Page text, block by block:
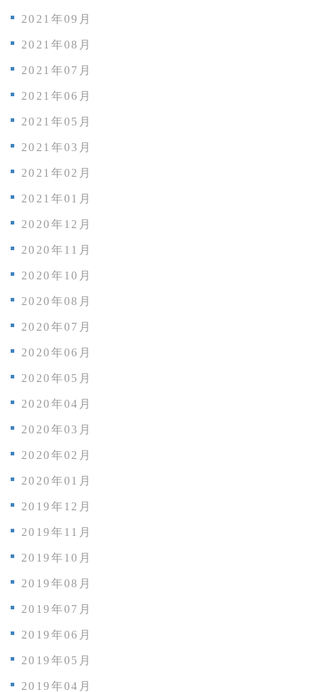
2021年09月
2021年08月
2021年07月
2021年06月
2021年05月
2021年03月
2021年02月
2021年01月
2020年12月
2020年11月
2020年10月
2020年08月
2020年07月
2020年06月
2020年05月
2020年04月
2020年03月
2020年02月
2020年01月
2019年12月
2019年11月
2019年10月
2019年08月
2019年07月
2019年06月
2019年05月
2019年04月